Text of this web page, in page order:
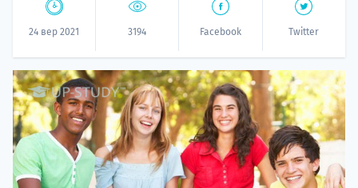
24 вер 2021 3194 Facebook Twitter